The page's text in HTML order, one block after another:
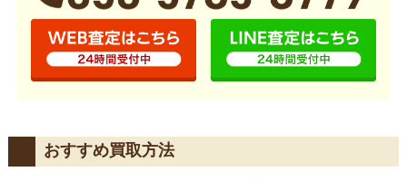
おすすめ買取方法